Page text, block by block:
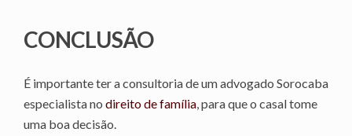
CONCLUSÃO
É importante ter a consultoria de um advogado Sorocaba
especialista no direito de família, para que o casal tome
uma boa decisão.